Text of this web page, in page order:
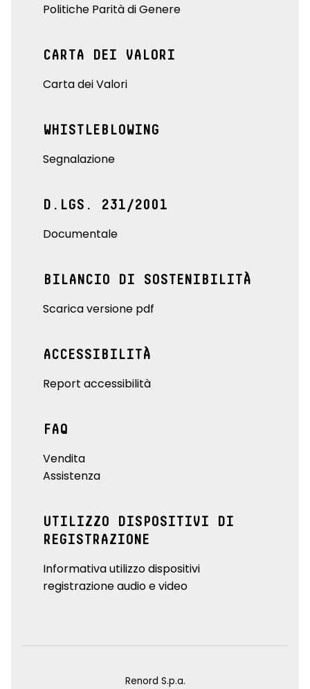
Politiche Parità di Genere
CARTA DEI VALORI
Carta dei Valori
WHISTLEBLOWING
Segnalazione
D.LGS. 231/2001
Documentale
BILANCIO DI SOSTENIBILITÀ
Scarica versione pdf
ACCESSIBILITÀ
Report accessibilità
FAQ
Vendita
Assistenza
UTILIZZO DISPOSITIVI DI
REGISTRAZIONE
Informativa utilizzo dispositivi
registrazione audio e video
Renord S.p.a.